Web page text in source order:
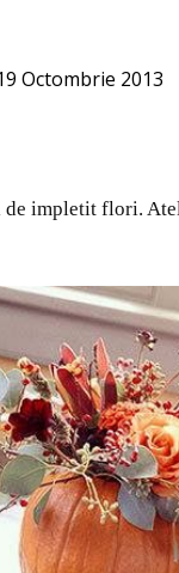
Octombrie 2013
impletit flori.